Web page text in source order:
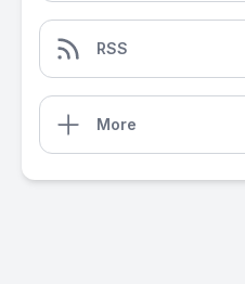
RSS
More